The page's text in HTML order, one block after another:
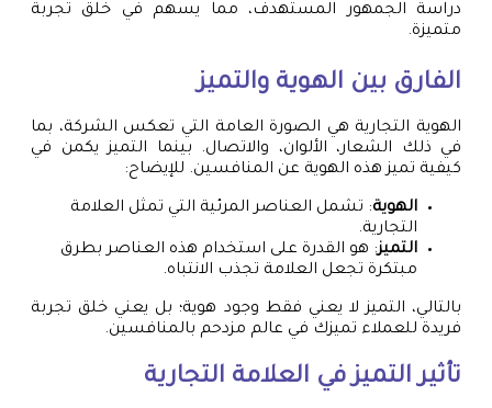
دراسة الجمهور المستهدف، مما يسهم في خلق تجربة
متميزة.
الفارق بين الهوية والتميز
الهوية التجارية هي الصورة العامة التي تعكس الشركة، بما
في ذلك الشعار، الألوان، والاتصال. بينما التميز يكمن في
كيفية تميز هذه الهوية عن المنافسين. للإيضاح:
الهوية: تشمل العناصر المرئية التي تمثل العلامة
التجارية.
التميز: هو القدرة على استخدام هذه العناصر بطرق
مبتكرة تجعل العلامة تجذب الانتباه.
بالتالي، التميز لا يعني فقط وجود هوية؛ بل يعني خلق تجربة
فريدة للعملاء تميزك في عالم مزدحم بالمنافسين.
تأثير التميز في العلامة التجارية